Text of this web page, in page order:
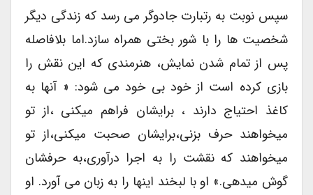
سپس نوبت به رتبارت جادوگر می رسد که زندگی دیگر
شخصیت ها را با شور بختی همراه سازد.اما بلافاصله
پس از تمام شدن نمایش، هنرمندی که این نقش را
بازی کرده است از خود بی خود می شود: « آنها به
کاغذ احتیاج دارند ، برایشان فراهم میکنی ،از تو
میخواهند حرف بزنی،برایشان صحبت میکنی،از تو
میخواهند که نقشت را به اجرا درآوری،به حرفشان
گوش میدهی.» او با لبخند اینها را به زبان می آورد. او